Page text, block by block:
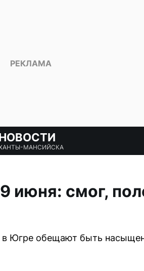
МАНСИЙСКА
июня: смог,
в Югре обещают быть